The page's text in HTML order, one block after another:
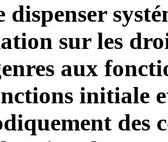
dispenser
sur les
aux
initiale
des